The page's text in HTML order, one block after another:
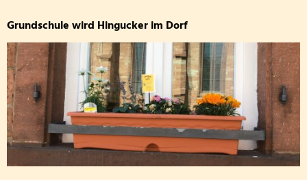
Leslie die Leseratte zu Besuch!
Klasse 2000 - die erste Stunde in der
Autorenlesung Sascha Gutzeit 27.11.2025
Theater in der Turnhalle! 2025
Kooperationen
Geschichte und Informationen zum
wird
Hingucker
im
Dorf
Grundschule wird Hingucker im Dorf